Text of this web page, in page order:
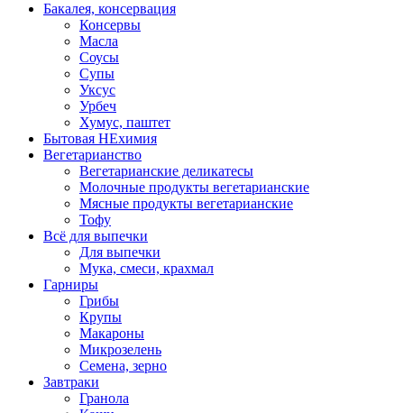
Бакалея, консервация
Консервы
Масла
Соусы
Супы
Уксус
Урбеч
Хумус, паштет
Бытовая НЕхимия
Вегетарианство
Вегетарианские деликатесы
Молочные продукты вегетарианские
Мясные продукты вегетарианские
Тофу
Всё для выпечки
Для выпечки
Мука, смеси, крахмал
Гарниры
Грибы
Крупы
Макароны
Микрозелень
Семена, зерно
Завтраки
Гранола